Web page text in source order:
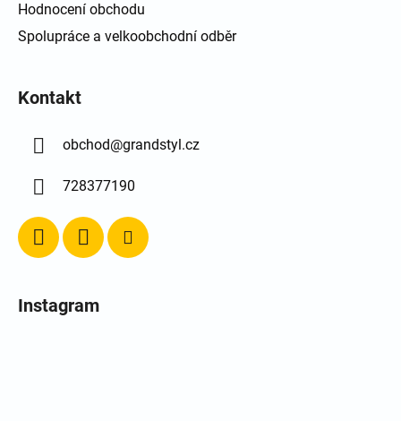
Hodnocení obchodu
Spolupráce a velkoobchodní odběr
Kontakt
obchod@grandstyl.cz
728377190
Instagram